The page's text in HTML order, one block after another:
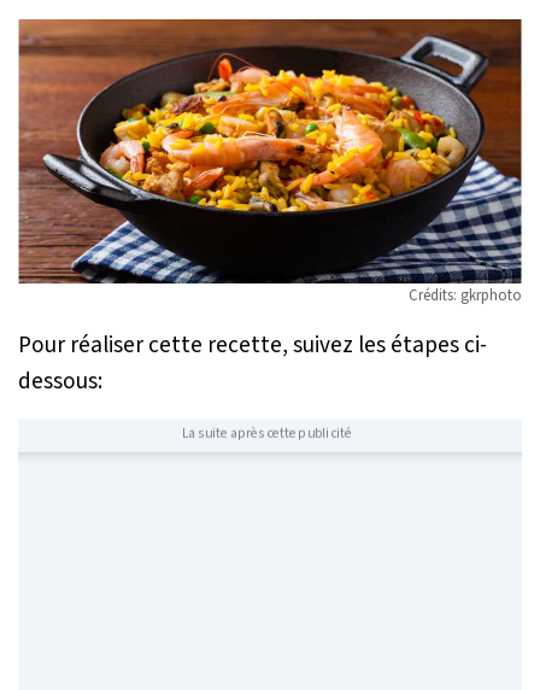
Crédits: gkrphoto
Pour réaliser cette recette, suivez les étapes ci-
dessous:
La suite après cette publicité